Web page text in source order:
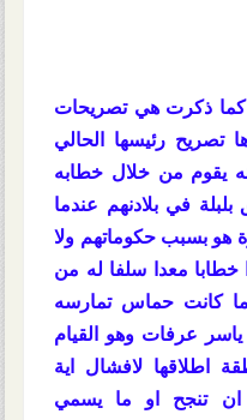
كما ذكرت هي تصريحات
تصريح رئيسها الحالي
يقوم من خلال خطابه
في بلادنهم عندما
هو بسبب حكوماتهم ولا
خطابا معدا سلفا له من
كانت حماس تمارسه
عرفات وهو القيام
اطلاقها لافشال اية
تنجح او ما يسمي